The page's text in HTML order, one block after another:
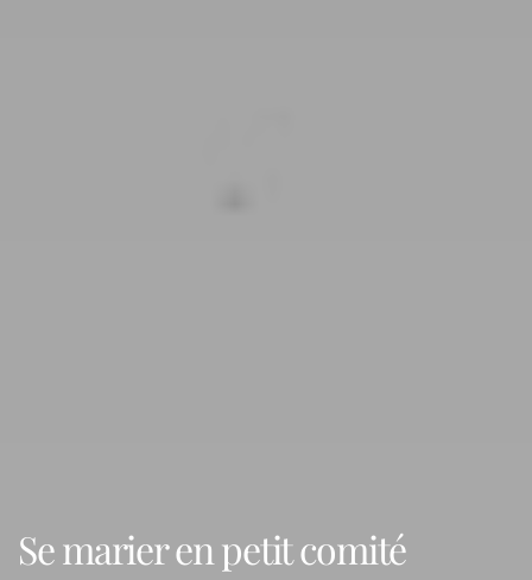
Se marier en petit comité